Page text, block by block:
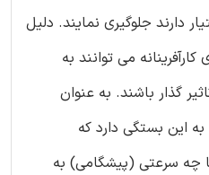
دارند جلوگیری نمایند. دلیل
می توانند به
گذار باشند. به عنوان
این بستگی دارد که
چه سرعتی (پیشگامی) به